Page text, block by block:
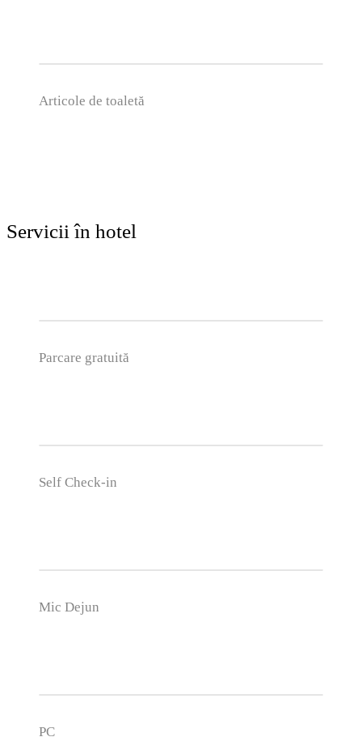
Articole de toaletă
Servicii în hotel
Parcare gratuită
Self Check-in
Mic Dejun
PC